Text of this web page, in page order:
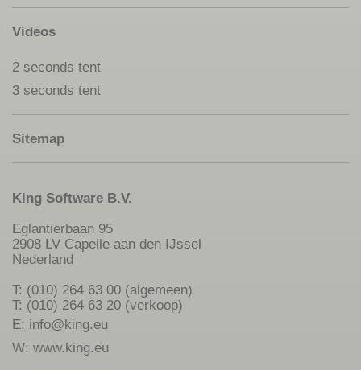
Videos
2 seconds tent
3 seconds tent
Sitemap
King Software B.V.
Eglantierbaan 95
2908 LV Capelle aan den IJssel
Nederland
T: (010) 264 63 00 (algemeen)
T: (010) 264 63 20 (verkoop)
E: info@king.eu
W: www.king.eu